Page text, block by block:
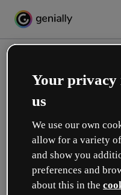
Erstelle dein
Was beschreibt
Your privacy
us
We use our own
allow for a variety
and show you
preferences and
about this in the